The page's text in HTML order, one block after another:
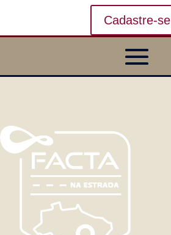
Cadastre-se